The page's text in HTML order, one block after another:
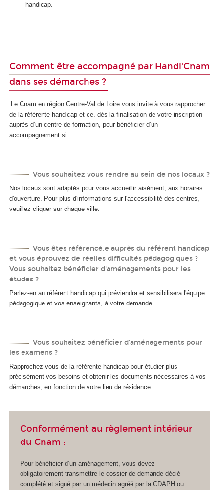
handicap.
Comment être accompagné par Handi'Cnam
dans ses démarches ?
Le Cnam en région Centre-Val de Loire vous invite à vous rapprocher
de la référente handicap et ce, dès la finalisation de votre inscription
auprès d’un centre de formation, pour bénéficier d’un
accompagnement si :
Vous souhaitez vous rendre au sein de nos locaux ?
Nos locaux sont adaptés pour vous accueillir aisément, aux horaires
d'ouverture. Pour plus d'informations sur l'accessibilité des centres,
veuillez cliquer sur chaque ville.
Vous êtes référencé.e auprès du référent handicap
et vous éprouvez de réelles difficultés pédagogiques ?
Vous souhaitez bénéficier d'aménagements pour les
études ?
Parlez-en au référent handicap qui préviendra et sensibilisera l'équipe
pédagogique et vos enseignants, à votre demande.
Vous souhaitez bénéficier d'aménagements pour
les examens ?
Rapprochez-vous de la référente handicap pour étudier plus
précisément vos besoins et obtenir les documents nécessaires à vos
démarches, en fonction de votre lieu de résidence.
Conformément au règlement intérieur
du Cnam :
Pour bénéficier d’un aménagement, vous devez
obligatoirement transmettre le dossier de demande dédié
complété et signé par un médecin agréé par la CDAPH ou